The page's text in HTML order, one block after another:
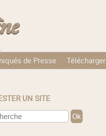
de Presse
Télécharger
UN SITE